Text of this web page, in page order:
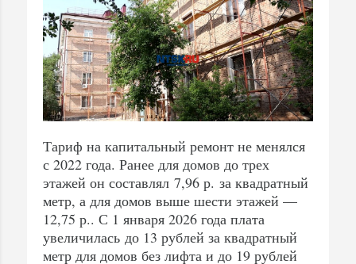
Тариф на капитальный ремонт не менялся
с 2022 года. Ранее для домов до трех
этажей он составлял 7,96 р. за квадратный
метр, а для домов выше шести этажей —
12,75 р.. С 1 января 2026 года плата
увеличилась до 13 рублей за квадратный
метр для домов без лифта и до 19 рублей